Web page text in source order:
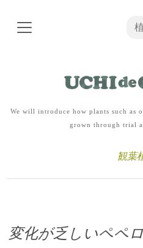
We will introduce how plants such as
grown through trial
観葉
変化が乏しいペペ